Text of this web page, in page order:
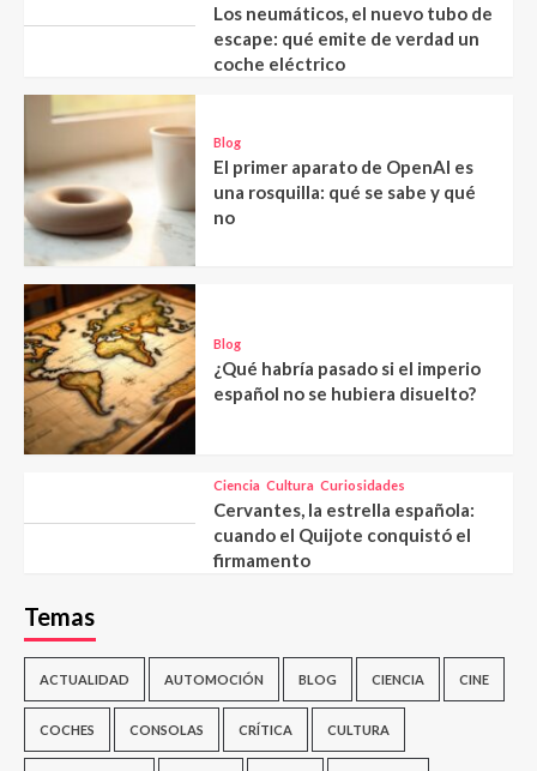
Los neumáticos, el nuevo tubo de
escape: qué emite de verdad un
coche eléctrico
Blog
El primer aparato de OpenAI es
una rosquilla: qué se sabe y qué
no
Blog
¿Qué habría pasado si el imperio
español no se hubiera disuelto?
Ciencia Cultura Curiosidades
Cervantes, la estrella española:
cuando el Quijote conquistó el
firmamento
Temas
ACTUALIDAD AUTOMOCIÓN BLOG CIENCIA CINE
COCHES CONSOLAS CRÍTICA CULTURA